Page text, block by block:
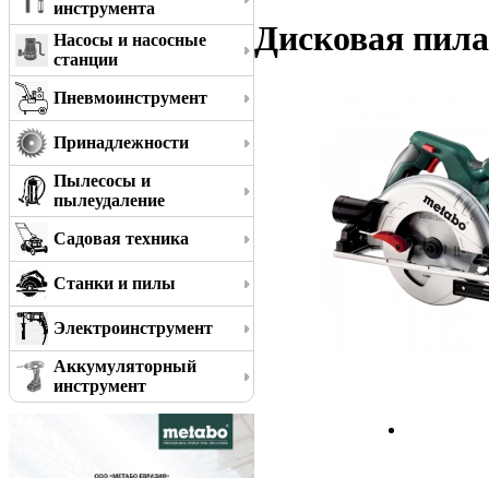
инструмента
Насосы и насосные
станции
Пневмоинструмент
Принадлежности
Пылесосы и
пылеудаление
Садовая техника
Станки и пилы
Электроинструмент
Аккумуляторный
инструмент
Дисковая